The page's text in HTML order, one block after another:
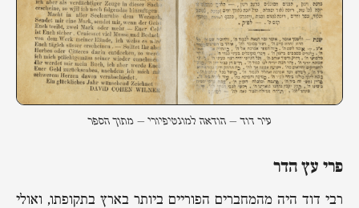
עיר דוד – הודאה למונטיפיורי – מתוך הספר
פרי עץ הדר
רבי דוד היה מהמחברים הפוריים ביותר בארץ בתקופתו, ואולי